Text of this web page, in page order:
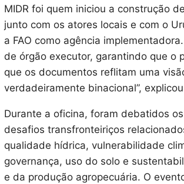
MIDR foi quem iniciou a construção
junto com os atores locais e com o
a FAO como agência
de órgão executor, garantindo que o
que os documentos reflitam uma
verdadeiramente binacional”,
Durante a oficina, foram debatidos
desafios transfronteiriços
qualidade hídrica, vulnerabilidade
governança, uso do solo e
e da produção agropecuária. O